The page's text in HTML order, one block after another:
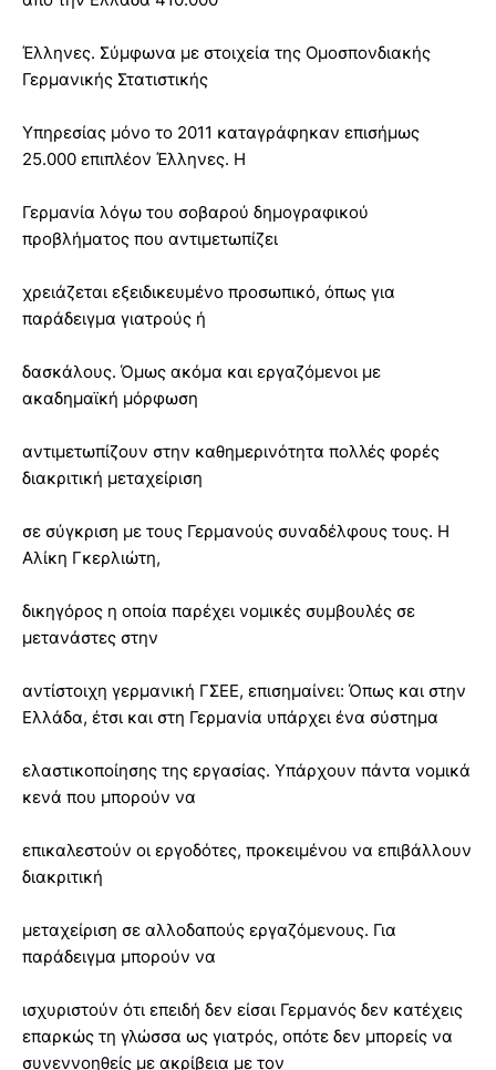
Έλληνες. Σύμφωνα με στοιχεία της Ομοσπονδιακής
Γερμανικής Στατιστικής
Υπηρεσίας μόνο το 2011 καταγράφηκαν επισήμως
25.000 επιπλέον Έλληνες. Η
Γερμανία λόγω του σοβαρού δημογραφικού
προβλήματος που αντιμετωπίζει
χρειάζεται εξειδικευμένο προσωπικό, όπως για
παράδειγμα γιατρούς ή
δασκάλους. Όμως ακόμα και εργαζόμενοι με
ακαδημαϊκή μόρφωση
αντιμετωπίζουν στην καθημερινότητα πολλές φορές
διακριτική μεταχείριση
σε σύγκριση με τους Γερμανούς συναδέλφους τους. Η
Αλίκη Γκερλιώτη,
δικηγόρος η οποία παρέχει νομικές συμβουλές σε
μετανάστες στην
αντίστοιχη γερμανική ΓΣΕΕ, επισημαίνει: Όπως και στην
Ελλάδα, έτσι και στη Γερμανία υπάρχει ένα σύστημα
ελαστικοποίησης της εργασίας. Υπάρχουν πάντα νομικά
κενά που μπορούν να
επικαλεστούν οι εργοδότες, προκειμένου να επιβάλλουν
διακριτική
μεταχείριση σε αλλοδαπούς εργαζόμενους. Για
παράδειγμα μπορούν να
ισχυριστούν ότι επειδή δεν είσαι Γερμανός δεν κατέχεις
επαρκώς τη γλώσσα ως γιατρός, οπότε δεν μπορείς να
συνεννοηθείς με ακρίβεια με τον